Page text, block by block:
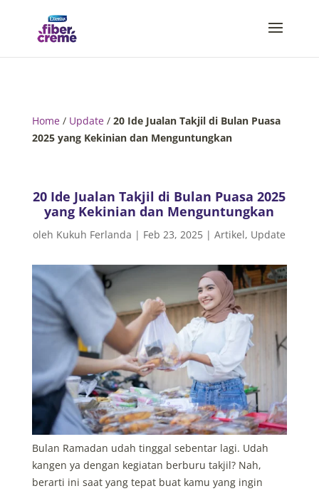
Home/ Update/ 20 Ide Jualan Takjil di Bulan Puasa
2025 yang Kekinian dan Menguntungkan
20 Ide Jualan Takjil di Bulan Puasa 2025
yang Kekinian dan Menguntungkan
oleh Kukuh Ferlanda | Feb 23, 2025 |Artikel, Update
Bulan Ramadan udah tinggal sebentar lagi. Udah
kangen ya dengan kegiatan berburu takjil? Nah,
berarti ini saat yang tepat buat kamu yang ingin